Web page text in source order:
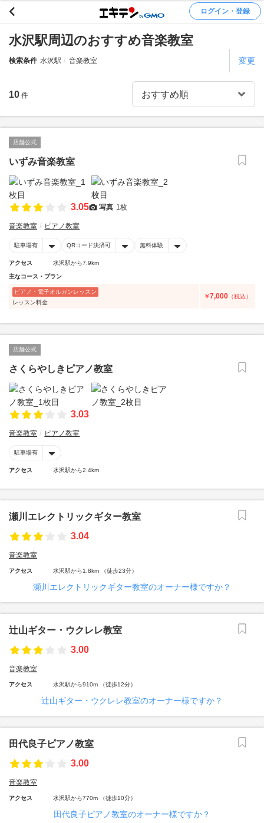
ログイン・登録
水沢駅周辺のおすすめ音楽教室
検索条件 水沢駅 音楽教室 変更
10 件
店舗公式
いずみ音楽教室
3.05 写真 1枚
音楽教室 ピアノ教室
駐車場有 QRコード決済可 無料体験
アクセス 水沢駅から7.9km
主なコース・プラン
ピアノ・電子オルガンレッスン
レッスン料金
￥7,000 （税込）
店舗公式
さくらやしきピアノ教室
3.03
音楽教室 ピアノ教室
駐車場有
アクセス 水沢駅から2.4km
瀬川エレクトリックギター教室
3.04
音楽教室
アクセス 水沢駅から1.8km （徒歩23分）
瀬川エレクトリックギター教室のオーナー様ですか？
辻山ギター・ウクレレ教室
3.00
音楽教室
アクセス 水沢駅から910m （徒歩12分）
辻山ギター・ウクレレ教室のオーナー様ですか？
田代良子ピアノ教室
3.00
音楽教室
アクセス 水沢駅から770m （徒歩10分）
田代良子ピアノ教室のオーナー様ですか？